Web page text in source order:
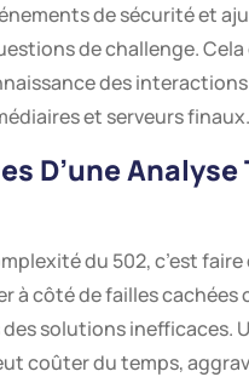
de sécurité et
de challenge.
des
et serveurs finaux.
D’une Analyse
du 502, c’est
à côté de failles cachées
solutions inefficaces.
coûter du temps,